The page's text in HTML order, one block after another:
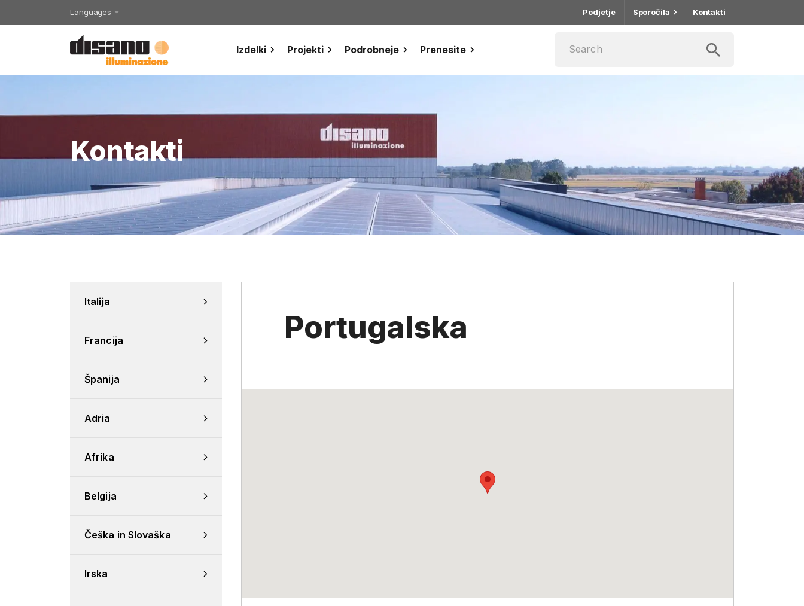
Languages Podjetje Sporočila Kontakti
Izdelki Projekti Podrobneje Prenesite
Kontakti
Italija
Francija
Španija
Adria
Afrika
Belgija
Češka in Slovaška
Irska
Portugalska